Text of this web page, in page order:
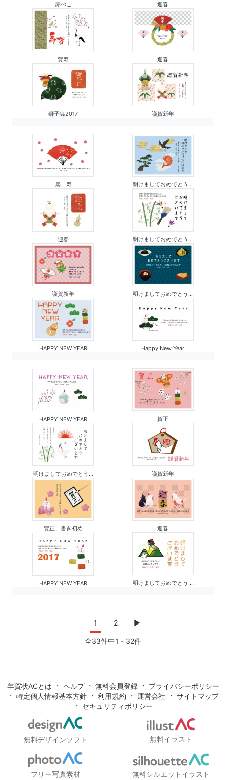
赤べこ 迎春
賀寿 迎春
獅子舞2017 謹賀新年
扇、寿 明けましておめでとう...
迎春 明けましておめでとう...
謹賀新年 明けましておめでとう...
HAPPY NEW YEAR Happy New Year
HAPPY NEW YEAR 賀正
明けましておめでとう... 謹賀新年
賀正、書き初め 迎春
HAPPY NEW YEAR 明けましておめでとう...
1 2 ▶
全33件中1 - 32件
年賀状ACとは ・ ヘルプ・ 無料会員登録・ プライバシーポリシー
・ 特定個人情報基本方針 ・ 利用規約 ・ 運営会社 ・ サイトマップ
・ セキュリティポリシー
無料デザインソフト 無料イラスト
フリー写真素材 無料シルエットイラスト